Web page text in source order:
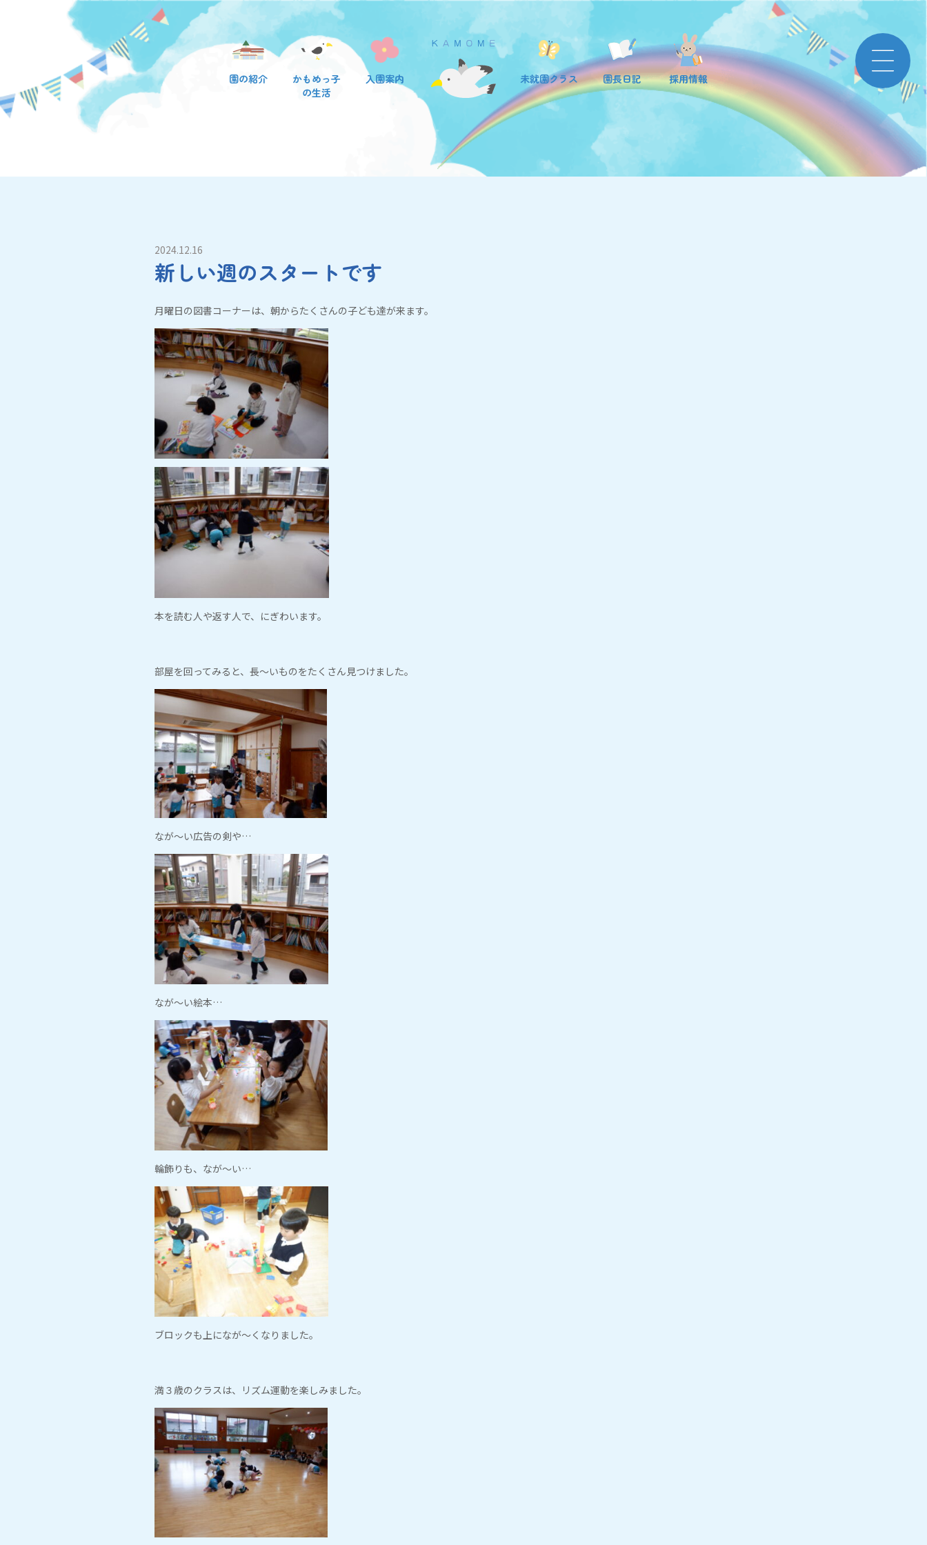
園の紹介
かもめっ子
の生活
入園案内 未就園クラス 園長日記 採用情報
2024.12.16
新しい週のスタートです
月曜日の図書コーナーは、朝からたくさんの子ども達が来ます。
本を読む人や返す人で、にぎわいます。
部屋を回ってみると、長～いものをたくさん見つけました。
なが～い広告の剣や…
なが～い絵本…
輪飾りも、なが～い…
ブロックも上になが～くなりました。
満３歳のクラスは、リズム運動を楽しみました。